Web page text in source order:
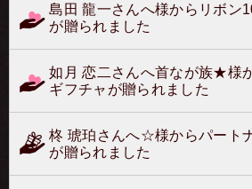
ント除外です。※ イベント期間中に
失した場合は対象ホストになります
間中に、有効ポイントが入った場合は
れます。※ 現状の条件に該当してい
おたんこブログにて発表致しますその
お気軽にお問合せください。
島田 龍一さんへ様からリボン
が贈られました
如月 恋二さんへ首なが族★様
ギフチャが贈られました
柊 琥珀さんへ☆様からパート
が贈られました